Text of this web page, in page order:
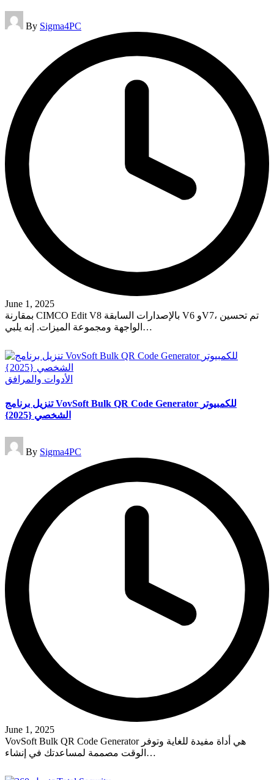
Posted
by
By Sigma4PC
June 1, 2025
بمقارنة CIMCO Edit V8 بالإصدارات السابقة V6 وV7، تم تحسين
الواجهة ومجموعة الميزات. إنه يلبي…
Posted
الأدوات والمرافق
تنزيل برنامج VovSoft Bulk QR Code Generator للكمبيوتر
الشخصي {2025}
Posted
by
By Sigma4PC
June 1, 2025
VovSoft Bulk QR Code Generator هي أداة مفيدة للغاية وتوفر
الوقت مصممة لمساعدتك في إنشاء…